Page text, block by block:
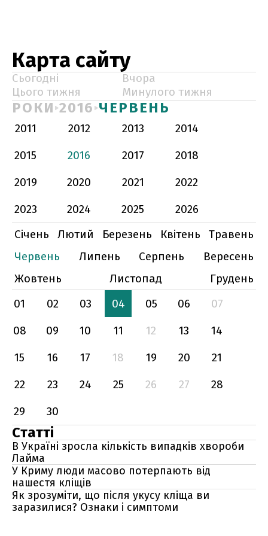
Карта сайту
Сьогодні
Вчора
Цього тижня
Минулого тижня
РОКИ 2016 ЧЕРВЕНЬ
2011 2012 2013
2014
2015
2016 2017
2018
2019
2020 2021
2022
2023
2024 2025
2026
Січень
Лютий Березень Квітень
Травень
Червень
Липень Серпень
Вересень
Жовтень
Листопад
Грудень
01
02 03 04 05 06
07
08
09 10 11 12 13
14
15
16 17 18 19 20
21
22
23 24 25 26 27
28
29
30
Статті
В Україні зросла кількість випадків хвороби
Лайма
У Криму люди масово потерпають від
нашестя кліщів
Як зрозуміти, що після укусу кліща ви
заразилися? Ознаки і симптоми